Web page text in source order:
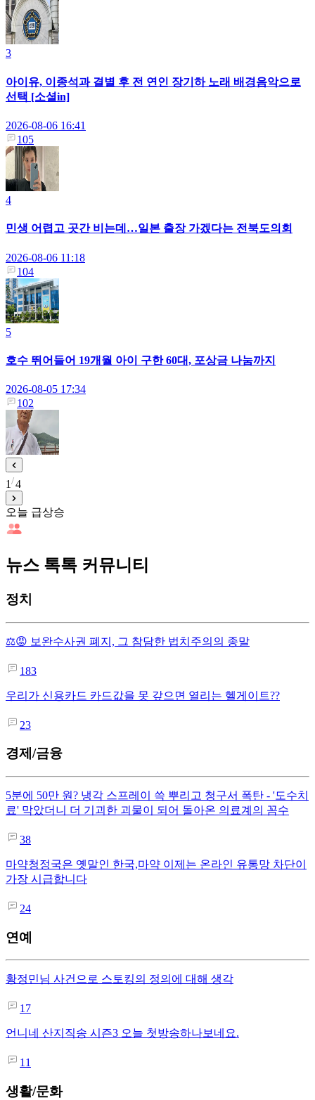
3
아이유, 이종석과 결별 후 전 연인 장기하 노래 배경음악으로
선택 [소셜in]
2026-08-06 16:41
105
4
민생 어렵고 곳간 비는데…일본 출장 가겠다는 전북도의회
2026-08-06 11:18
104
5
호수 뛰어들어 19개월 아이 구한 60대, 포상금 나눔까지
2026-08-05 17:34
102
1 4
오늘 급상승
뉴스 톡톡 커뮤니티
정치
⚖️😡 보완수사권 폐지, 그 참담한 법치주의의 종말
183
우리가 신용카드 카드값을 못 갚으면 열리는 헬게이트??
23
경제/금융
5분에 50만 원? 냉각 스프레이 쓱 뿌리고 청구서 폭탄 - '도수치
료' 막았더니 더 기괴한 괴물이 되어 돌아온 의료계의 꼼수
38
마약청정국은 옛말인 한국,마약 이제는 온라인 유통망 차단이
가장 시급합니다
24
연예
황정민님 사건으로 스토킹의 정의에 대해 생각
17
언니네 산지직송 시즌3 오늘 첫방송하나보네요.
11
생활/문화